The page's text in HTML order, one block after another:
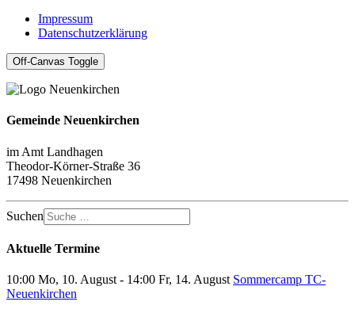
Impressum
Datenschutzerklärung
Off-Canvas Toggle
Gemeinde Neuenkirchen
im Amt Landhagen
Theodor-Körner-Straße 36
17498 Neuenkirchen
Suchen
Aktuelle Termine
10:00 Mo, 10. August - 14:00 Fr, 14. August Sommercamp TC-
Neuenkirchen